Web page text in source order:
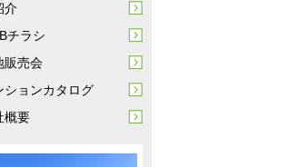
介
チラシ
販売会
ションカタログ
概要